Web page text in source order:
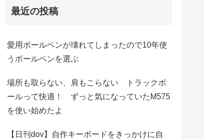
最近の投稿
愛用ボールペンが壊れてしまったので10年使
うボールペンを選ぶ
場所も取らない、肩もこらない トラックボ
ールって快適！ ずっと気になっていたM575
を使い始めたよ
【日刊dov】自作キーボードをきっかけに自